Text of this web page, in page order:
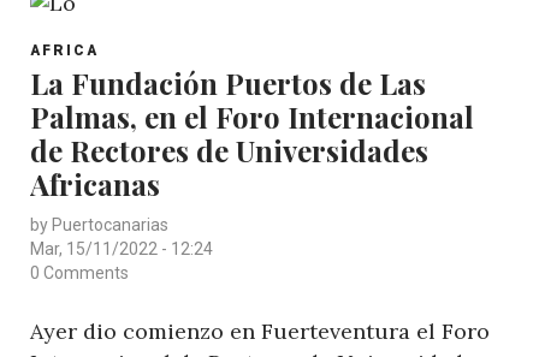
DE
LAS
PALMAS
LA
BLACKFORD
POST
AFRICA
La Fundación Puertos de Las
Palmas, en el Foro Internacional
de Rectores de Universidades
Africanas
by Puertocanarias
Mar, 15/11/2022 - 12:24
0 Comments
Ayer dio comienzo en Fuerteventura el Foro